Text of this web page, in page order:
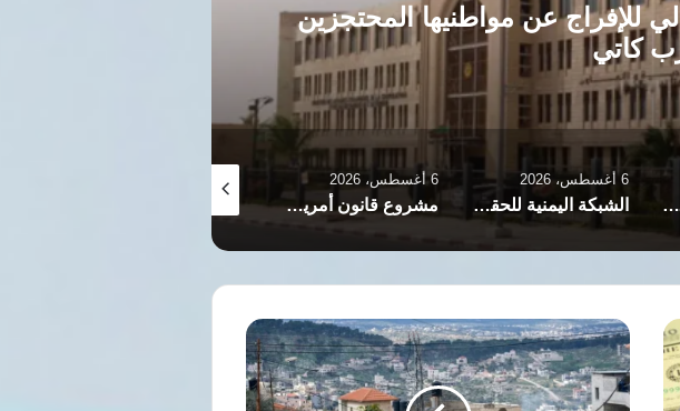
للإفراج عن مواطنيها المحتجزين
كاتي
منظمات حقوقية فلسطينية تكشف تفاصيل وحشية الاعتقال والتعذيب لمدير مستشفى شمال قطاع غزة في السجون
6 أغسطس، 2026
الشبكة اليمنية للحقوق والحريات تدين إغراق الحوثيين سفينة مساعدات بالبحر الأحمر
6 أغسطس، 2026
مشروع قانون أمريكي من الحزبين لمواجهة الفظائع ووقف حرب السودان
الضم
الصامت:
إسرائيل
تبتلع